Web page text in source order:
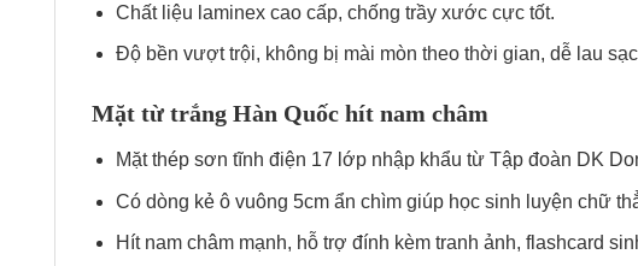
Chất liệu laminex cao cấp, chống trầy xước cực tốt.
Độ bền vượt trội, không bị mài mòn theo thời gian, dễ lau
Mặt từ trắng Hàn Quốc hít nam châm
Mặt thép sơn tĩnh điện 17 lớp nhập khẩu từ Tập đoàn DK
Có dòng kẻ ô vuông 5cm ẩn chìm giúp học sinh luyện chữ
Hít nam châm mạnh, hỗ trợ đính kèm tranh ảnh, flashcard